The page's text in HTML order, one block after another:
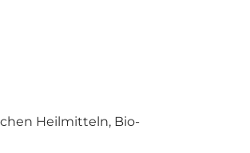
Heilmitteln, Bio-